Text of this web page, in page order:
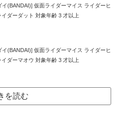
イ(BANDAI)] 仮面ライダーマイス ライダーヒ
ダーダット 対象年齢 3 才以上
イ(BANDAI)] 仮面ライダーマイス ライダーヒ
ダーマオウ 対象年齢 3 才以上
を読む